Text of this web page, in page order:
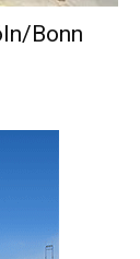
Bonn